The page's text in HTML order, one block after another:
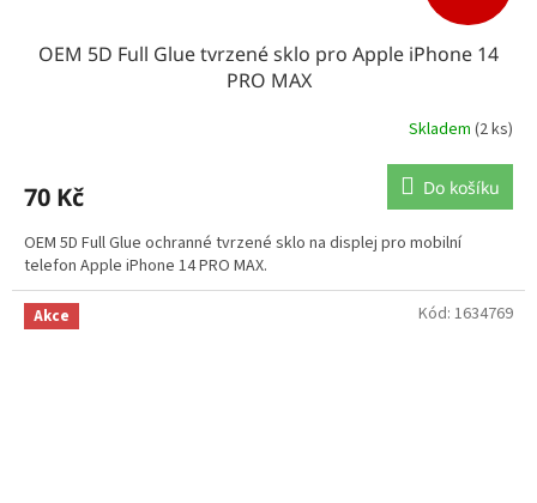
OEM 5D Full Glue tvrzené sklo pro Apple iPhone 14
PRO MAX
Skladem (2 ks)
70 Kč Do košíku
OEM 5D Full Glue ochranné tvrzené sklo na displej pro mobilní
telefon Apple iPhone 14 PRO MAX.
Akce Kód: 1634769